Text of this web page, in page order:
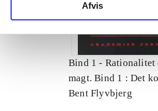
Afvis
Bind 1 - Rationalitet
magt. Bind 1 : Det
videnskab
Bent Flyvbjerg